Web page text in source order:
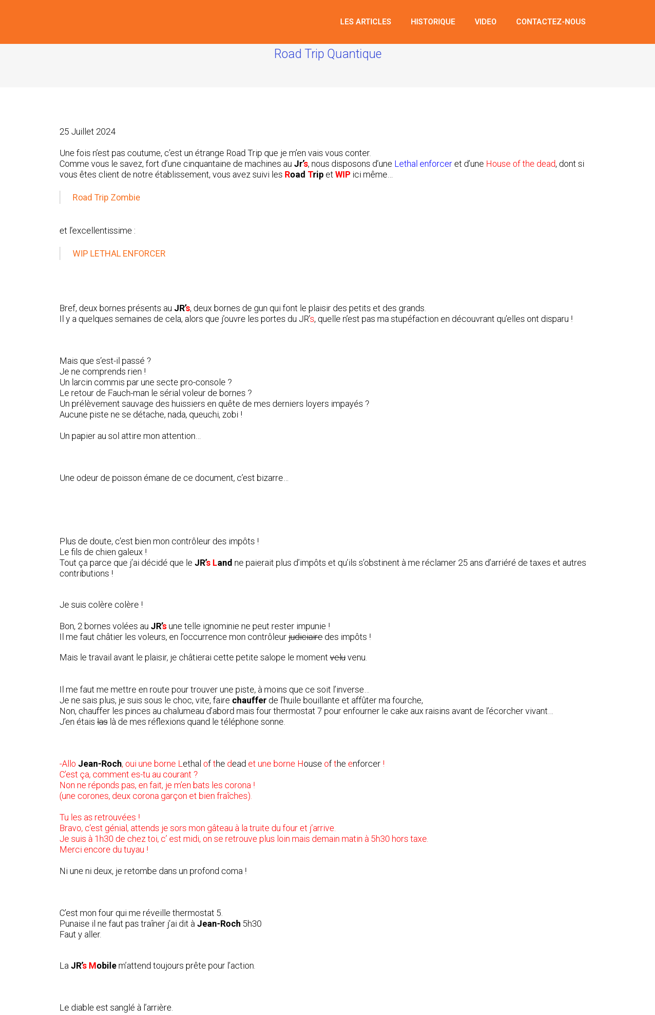
LES ARTICLES HISTORIQUE VIDEO CONTACTEZ-NOUS
Road Trip Quantique
25 Juillet 2024
Une fois n’est pas coutume, c’est un étrange Road Trip que je m’en vais vous conter.
Comme vous le savez, fort d’une cinquantaine de machines au Jr’s, nous disposons d’une Lethal enforcer et d’une House of the dead, dont si
vous êtes client de notre établissement, vous avez suivi les Road Trip et WIP ici même…
Road Trip Zombie
et l’excellentissime :
WIP LETHAL ENFORCER
Bref, deux bornes présents au JR’s, deux bornes de gun qui font le plaisir des petits et des grands.
Il y a quelques semaines de cela, alors que j’ouvre les portes du JR’s, quelle n’est pas ma stupéfaction en découvrant qu’elles ont disparu !
Mais que s’est-il passé ?
Je ne comprends rien !
Un larcin commis par une secte pro-console ?
Le retour de Fauch-man le sérial voleur de bornes ?
Un prélèvement sauvage des huissiers en quête de mes derniers loyers impayés ?
Aucune piste ne se détache, nada, queuchi, zobi !
Un papier au sol attire mon attention…
Une odeur de poisson émane de ce document, c’est bizarre…
Plus de doute, c’est bien mon contrôleur des impôts !
Le fils de chien galeux !
Tout ça parce que j’ai décidé que le JR’s Land ne paierait plus d’impôts et qu’ils s’obstinent à me réclamer 25 ans d’arriéré de taxes et autres
contributions !
Je suis colère colère !
Bon, 2 bornes volées au JR’sune telle ignominie ne peut rester impunie !
Il me faut châtier les voleurs, en l’occurrence mon contrôleurjudiciaire des impôts !
Mais le travail avant le plaisir, je châtierai cette petite salope le moment veluvenu.
Il me faut me mettre en route pour trouver une piste, à moins que ce soit l’inverse…
Je ne sais plus, je suis sous le choc, vite, faire chauffer de l’huile bouillante et affûter ma fourche,
Non, chauffer les pinces au chalumeau d’abord mais four thermostat 7 pour enfourner le cake aux raisins avant de l’écorcher vivant…
J’en étais las là de mes réflexions quand le téléphone sonne.
-Allo Jean-Roch, oui une borne L ethal ofthe dead et une borne House ofthe enforcer !
C’est ça, comment es-tu au courant ?
Non ne réponds pas, en fait, je m’en bats les corona !
(une corones, deux corona garçon et bien fraîches).
Tu les as retrouvées !
Bravo, c’est génial, attends je sors mon gâteau à la truite du four et j’arrive.
Je suis à 1h30 de chez toi, c’ est midi, on se retrouve plus loin mais demain matin à 5h30 hors taxe.
Merci encore du tuyau !
Ni une ni deux, je retombe dans un profond coma !
C’est mon four qui me réveille thermostat 5.
Punaise il ne faut pas traîner j’ai dit à Jean-Roch 5h30
Faut y aller.
La JR’s Mobilem’attend toujours prête pour l’action.
Le diable est sanglé à l’arrière.